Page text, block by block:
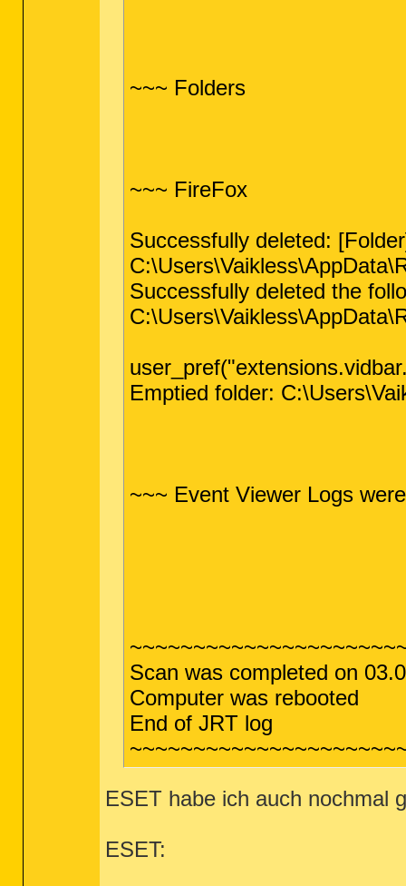
~~~ Folders
~~~ FireFox
Successfully deleted:
Successfully deleted the
Emptied folder:
~~~ Event Viewer Logs
Scan was completed on
Computer was rebooted
End of JRT log
ESET habe ich auch nochmal
ESET: